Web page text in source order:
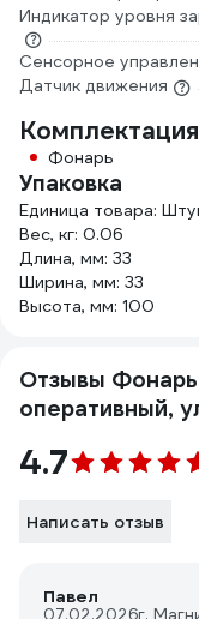
Индикатор уровня
Сенсорное
Датчик движения
Комплектация
Фонарь
Упаковка
Единица товара:
Вес, кг: 0.06
Длина, мм: 33
Ширина, мм: 33
Высота, мм: 100
Отзывы Фонарь
оперативный,
4.7
Написать отзыв
Павел